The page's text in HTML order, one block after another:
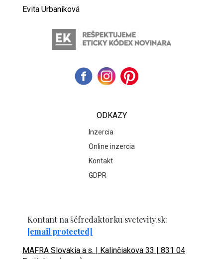
Evita Urbaníková
ODKAZY
Inzercia
Online inzercia
Kontakt
GDPR
Kontant na šéfredaktorku svetevity.sk:
[email protected]
MAFRA Slovakia a.s. | Kalinčiakova 33 | 831 04